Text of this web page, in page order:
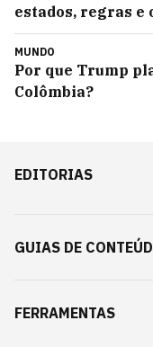
estados, regras e
MUNDO
Por que Trump
Colômbia?
EDITORIAS
GUIAS DE
FERRAMENTAS